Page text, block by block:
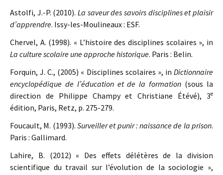
Astolfi, J.-P. (2010). La saveur des savoirs disciplines et plaisir
d’apprendre. Issy-les-Moulineaux : ESF.
Chervel, A. (1998). « L’histoire des disciplines scolaires », in
La culture scolaire une approche historique. Paris : Belin.
Forquin, J. C., (2005) « Disciplines scolaires », in Dictionnaire
encyclopédique de l’éducation et de la formation (sous la
direction de Philippe Champy et Christiane Étévé), 3e
édition, Paris, Retz, p. 275-279.
Foucault, M. (1993). Surveiller et punir : naissance de la prison.
Paris : Gallimard.
Lahire, B. (2012) « Des effets délétères de la division
scientifique du travail sur l’évolution de la sociologie »,